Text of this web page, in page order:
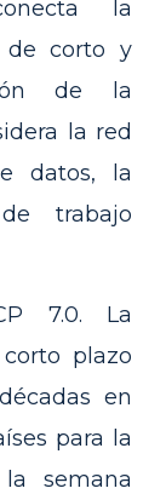
la
de corto y
de la
la red
datos, la
trabajo
7.0. La
plazo
en
para la
semana